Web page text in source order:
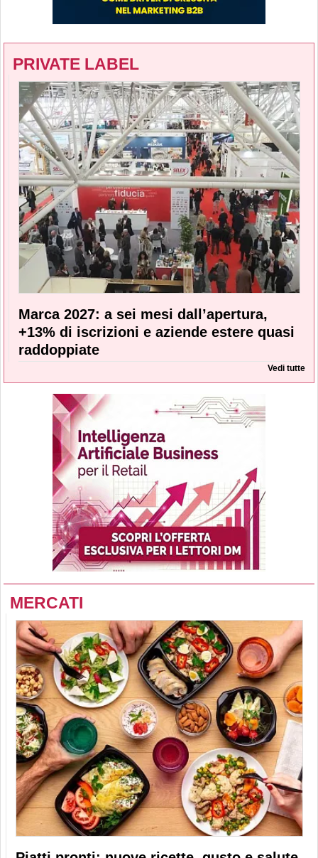
PRIVATE LABEL
Marca 2027: a sei mesi dall’apertura,
+13% di iscrizioni e aziende estere quasi
raddoppiate
Vedi tutte
MERCATI